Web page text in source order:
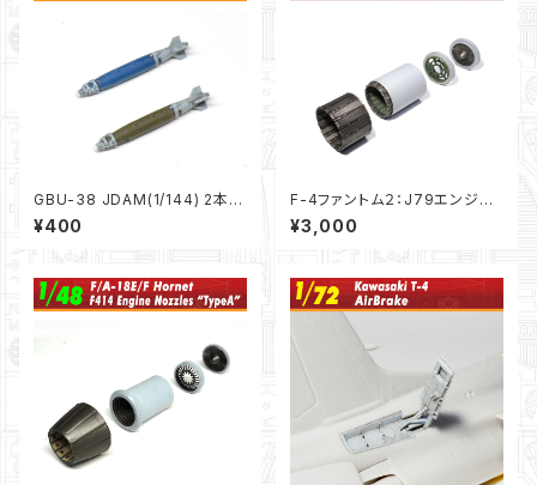
GBU-38 JDAM(1/144) 2本セ
ット
¥400
F-4ファントム２：J79エンジン
ノズル（後期型）”オープンタイ
プ”（1/48）
¥3,000